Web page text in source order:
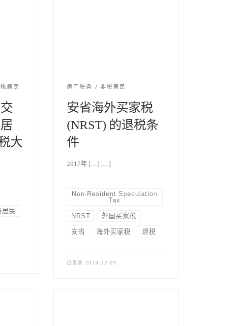
居民
大
居民
房产税务 非税居民
安省海外买家税
(NRST) 的退税条
件
2017年 […] […]
Non-Resident Speculation
Tax
NRST 外国买家税
安省 海外买家税 退税
已发表 2019-12-05